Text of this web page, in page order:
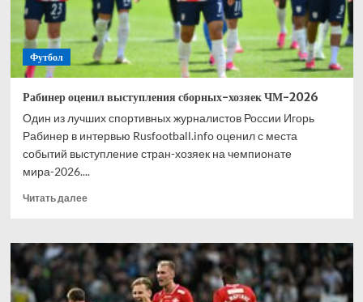
Футбол
Рабинер оценил выступления сборных-хозяек ЧМ-2026
Один из лучших спортивных журналистов России Игорь
Рабинер в интервью Rusfootball.info оценил с места
событий выступление стран-хозяек на чемпионате
мира-2026....
Читать далееПрочитать
Рабинер
оценил
выступления
сборных-